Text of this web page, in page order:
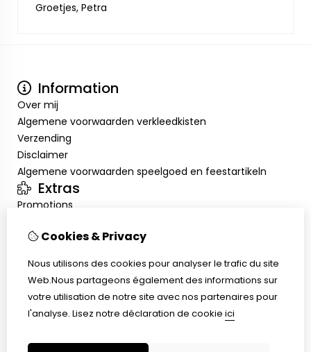
Groetjes, Petra
Information
Over mij
Algemene voorwaarden verkleedkisten
Verzending
Disclaimer
Algemene voorwaarden speelgoed en feestartikeln
Extras
Promotions
Inloggen
Service client
Retour de marchandise
Cookies & Privacy
Nous utilisons des cookies pour analyser le trafic du site
Web.Nous partageons également des informations sur
votre utilisation de notre site avec nos partenaires pour
l'analyse. Lisez notre déclaration de cookie ici